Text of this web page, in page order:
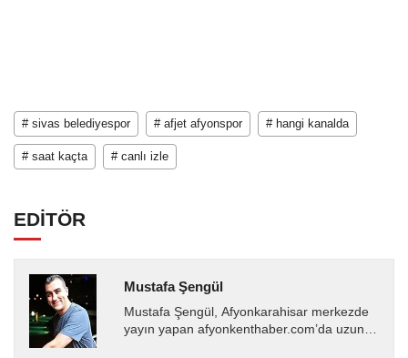
# sivas belediyespor # afjet afyonspor # hangi kanalda
# saat kaçta # canlı izle
EDİTÖR
Mustafa Şengül
Mustafa Şengül, Afyonkarahisar merkezde
yayın yapan afyonkenthaber.com’da uzun